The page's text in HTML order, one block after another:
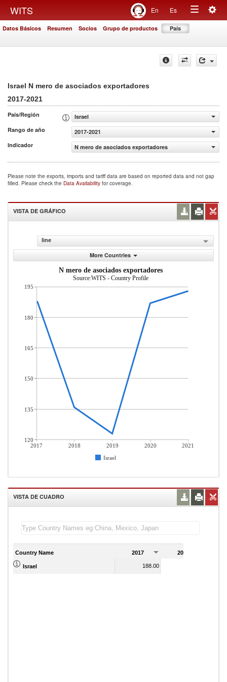
WITS En Es
Toggle
Datos Básicos Resumen Socios Grupo de productos País
Israel N mero de asociados exportadores
2017-2021
País/Región
Israel
Rango de año
2017-2021
Indicador
N mero de asociados exportadores
Please note the exports, imports and tariff data are based on reported data and not gap
filled. Please check the Data Availability for coverage.
VISTA DE GRÁFICO
line
More Countries
N mero de asociados exportadores
Source:WITS - Country Profile
2017 2018 2019 2020
2021
Israel
195
180
165
150
135
120
VISTA DE CUADRO
Country Name 2017 2018
Israel 188.00